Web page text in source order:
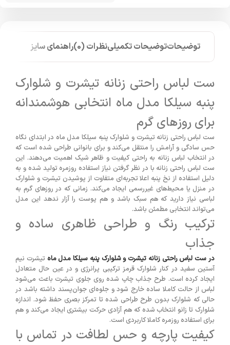
توضیحاتتوضیحات تکمیلینظرات (0) راهنمای سایز
ست لباس راحتی زنانه تیشرت و شلوارک
پنبه سیلکا مدل ماه انتخابی هوشمندانه
برای روزهای گرم
ست لباس راحتی زنانه تیشرت و شلوارک پنبه سیلکا مدل ماه در ابتدای نگاه
حس سادگی و آرامش را منتقل می‌کند و برای بانوانی طراحی شده است که
در انتخاب لباس زنانه به راحتی کیفیت و ظاهر شیک اهمیت می‌دهند. این
ست لباس راحتی زنانه با در نظر گرفتن نیاز استفاده روزمره تولید شده و به
دلیل استفاده از نخ پنبه اعلا تجربه‌ای متفاوت از پوشیدن تیشرت و شلوارک
در منزل یا محیط‌های غیررسمی ایجاد می‌کند. زمانی که در روزهای گرم به
لباسی نیاز دارید که هم سبک باشد و هم پوست را آزار ندهد این مدل
می‌تواند انتخابی مطمئن باشد.
ترکیب رنگ و طراحی ظاهری ساده و
جذاب
در ست لباس راحتی زنانه تیشرت و شلوارک پنبه سیلکا مدل ماه تیشرت نیم
آستین سفید در کنار شلوارک قرمز ترکیبی پرانرژی و در عین حال متعادل
ایجاد کرده است. طرح جذاب چاپ شده روی جلوی تیشرت باعث می‌شود
لباس از حالت کاملا ساده خارج شود و جلوه‌ای جوان‌پسند داشته باشد در
حالی که شلوارک بدون طرح طراحی شده تا تمرکز بصری حفظ شود. اندازه
شلوارک تا زانو انتخاب شده که هم آزادی حرکت بیشتری ایجاد می‌کند و هم
برای استفاده روزمره کاملا کاربردی است.
کیفیت پارچه و حس لطافت در تماس با